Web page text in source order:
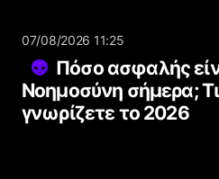
07/08/2026 11:25
Πόσο ασφαλής
Νοημοσύνη σήμερα;
γνωρίζετε το 2026